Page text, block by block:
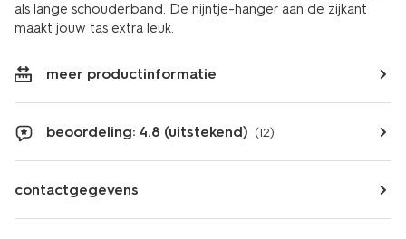
als lange schouderband. De nijntje-hanger aan de zijkant
maakt jouw tas extra leuk.
meer productinformatie
beoordeling: 4.8 (uitstekend) (12)
contactgegevens